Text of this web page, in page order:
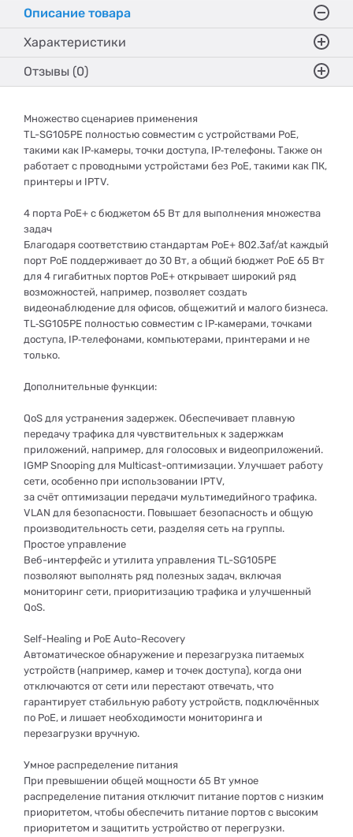
Описание товара
Характеристики
Отзывы (0)
Множество сценариев применения
TL-SG105PE полностью совместим с устройствами PoE,
такими как IP‑камеры, точки доступа, IP‑телефоны. Также он
работает с проводными устройстами без PoE, такими как ПК,
принтеры и IPTV.
4 порта PoE+ c бюджетом 65 Вт для выполнения множества
задач
Благодаря соответствию стандартам PoE+ 802.3af/at каждый
порт PoE поддерживает до 30 Вт, а общий бюджет PoE 65 Вт
для 4 гигабитных портов PoE+ открывает широкий ряд
возможностей, например, позволяет создать
видеонаблюдение для офисов, общежитий и малого бизнеса.
TL‑SG105PE полностью совместим с IP‑камерами, точками
доступа, IP‑телефонами, компьютерами, принтерами и не
только.
Дополнительные функции:
QoS для устранения задержек. Обеспечивает плавную
передачу трафика для чувствительных к задержкам
приложений, например, для голосовых и видеоприложений.
IGMP Snooping для Multicast-оптимизации. Улучшает работу
сети, особенно при использовании IPTV,
за счёт оптимизации передачи мультимедийного трафика.
VLAN для безопасности. Повышает безопасность и общую
производительность сети, разделяя сеть на группы.
Простое управление
Веб-интерфейс и утилита управления TL-SG105PE
позволяют выполнять ряд полезных задач, включая
мониторинг сети, приоритизацию трафика и улучшенный
QoS.
Self-Healing и PoE Auto-Recovery
Автоматическое обнаружение и перезагрузка питаемых
устройств (например, камер и точек доступа), когда они
отключаются от сети или перестают отвечать, что
гарантирует стабильную работу устройств, подключённых
по PoE, и лишает необходимости мониторинга и
перезагрузки вручную.
Умное распределение питания
При превышении общей мощности 65 Вт умное
распределение питания отключит питание портов с низким
приоритетом, чтобы обеспечить питание портов с высоким
приоритетом и защитить устройство от перегрузки.